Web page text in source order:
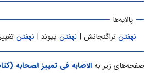
پالایه‌ها
نهفتنتراگنجانش | نهفتنپیوند | نهفتن
صفحه‌های زیر به الاصابه فی تمییز الصحابه